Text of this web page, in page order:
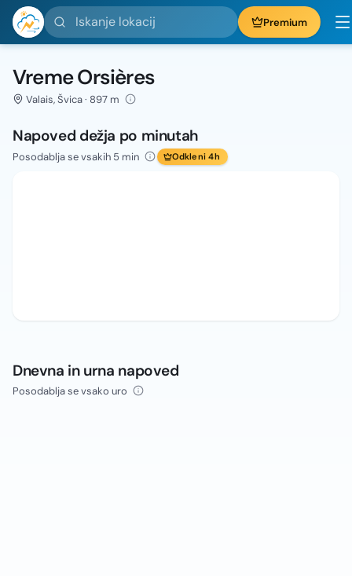
Iskanje lokacij Premium
Vreme Orsières
Valais, Švica · 897 m
Napoved dežja po minutah
Posodablja se vsakih 5 min Odkleni 4h
Dnevna in urna napoved
Posodablja se vsako uro